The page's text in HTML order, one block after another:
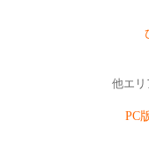
他エリ
PC